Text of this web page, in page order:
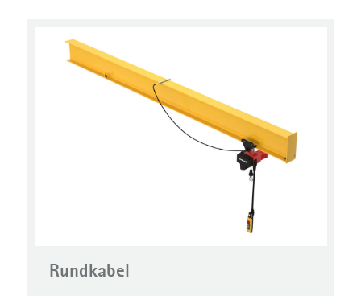
Rundkabel